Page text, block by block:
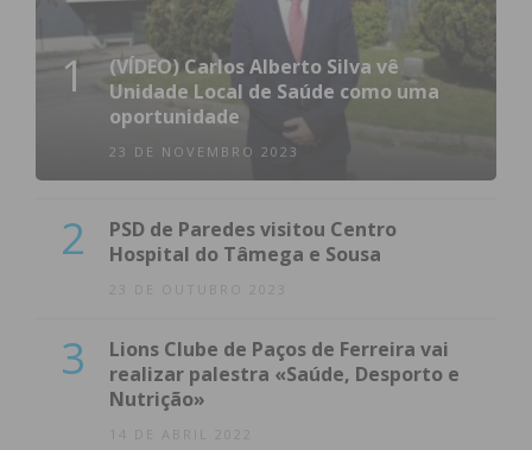
1
(VÍDEO) Carlos Alberto Silva vê
Unidade Local de Saúde como uma
oportunidade
23 DE NOVEMBRO 2023
2
PSD de Paredes visitou Centro
Hospital do Tâmega e Sousa
23 DE OUTUBRO 2023
3
Lions Clube de Paços de Ferreira vai
realizar palestra «Saúde, Desporto e
Nutrição»
14 DE ABRIL 2022